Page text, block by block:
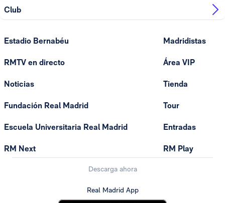
Club
Estadio Bernabéu
RMTV en directo
Noticias
Fundación Real Madrid
Escuela Universitaria Real Madrid
RM Next
Madridistas
Área VIP
Tienda
Tour
Entradas
RM Play
Descarga ahora
Real Madrid App